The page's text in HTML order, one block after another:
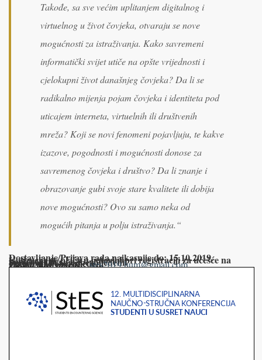
Takođe, sa sve većim uplitanjem digitalnog i
virtuelnog u život čovjeka, otvaraju se nove
mogućnosti za istraživanja. Kako savremeni
informatički svijet utiče na opšte vrijednosti i
cjelokupni život današnjeg čovjeka? Da li se
radikalno mijenja pojam čovjeka i identiteta pod
uticajem interneta, virtuelnih ili društvenih
mreža? Koji se novi fenomeni pojavljuju, te kakve
izazove, pogodnosti i mogućnosti donose za
savremenog čovjeka i društvo? Da li znanje i
obrazovanje gubi svoje stare kvalitete ili dobija
nove mogućnosti? Ovo su samo neka od
mogućih pitanja u polju istraživanja.“
Dostavljanje/Prijava rada najkasnije do: 15.10.2019.
Kotizacija se plaća u gotovini pri registraciji za učešće na konferenciji
Smještaj i hrana obezbijeđeni!
Prevoz nije obezbijeđen!
Za sve informacije: stes2019.hum@gmail.com
Hvala!